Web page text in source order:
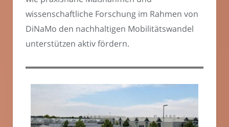
wissenschaftliche Forschung im Rahmen von
DiNaMo den nachhaltigen Mobilitätswandel
unterstützen aktiv fördern.